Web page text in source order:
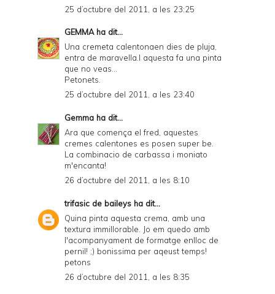
25 d’octubre del 2011, a les 23:25
GEMMAha dit...
Una cremeta calentonaen dies de pluja,
entra de maravella.I aquesta fa una pinta
que no veas...
Petonets.
25 d’octubre del 2011, a les 23:40
Gemma ha dit...
Ara que comença el fred, aquestes
cremes calentones es posen super be.
La combinacio de carbassa i moniato
m'encanta!
26 d’octubre del 2011, a les 8:10
trifasic de baileys ha dit...
Quina pinta aquesta crema, amb una
textura immillorable. Jo em quedo amb
l'acompanyament de formatge enlloc de
pernil! ;) bonissima per aqeust temps!
petons
26 d’octubre del 2011, a les 8:35